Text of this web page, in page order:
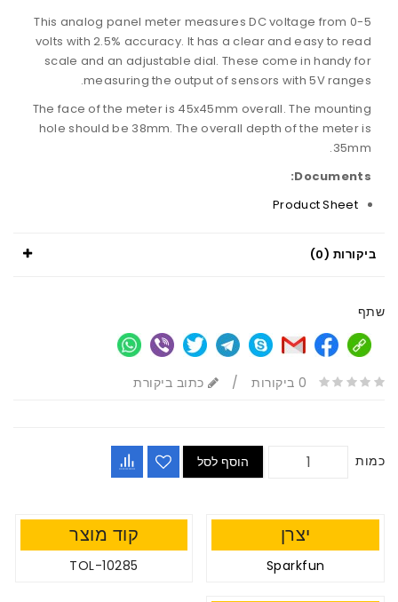
This analog panel meter measures DC voltage from 0-5
volts with 2.5% accuracy. It has a clear and easy to read
scale and an adjustable dial. These come in handy for
measuring the output of sensors with 5V ranges.
The face of the meter is 45x45mm overall. The mounting
hole should be 38mm. The overall depth of the meter is
35mm.
Documents:
Product Sheet
ביקורות (0)
שתף
0 ביקורות / כתוב ביקורת
כמות הוסף לסל
יצרן
Sparkfun
קוד מוצר
TOL-10285